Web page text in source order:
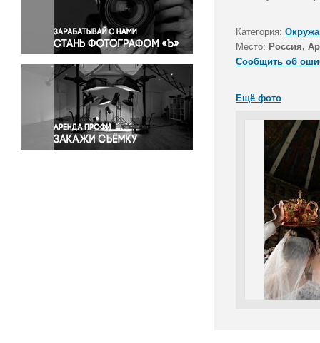
Правосудие
Происшествия и конфликты
Религия
Светская жизнь
Спорт
Экология
Экономика и бизнес
Категория:
Место: Россия,
Сообщить об
Ещё фото